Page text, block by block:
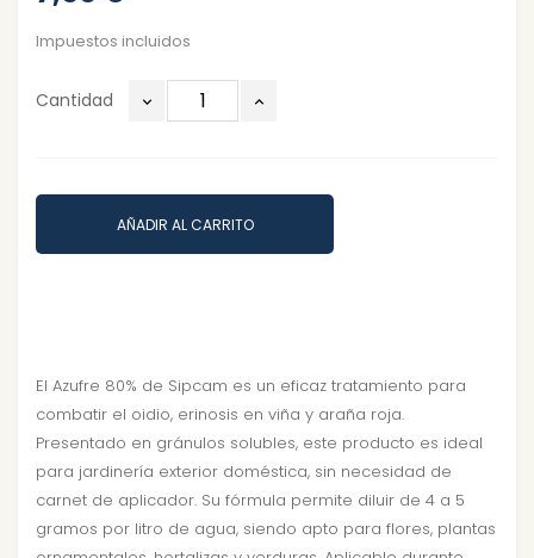
Impuestos incluidos
Cantidad
AÑADIR AL CARRITO
El Azufre 80% de Sipcam es un eficaz tratamiento para
combatir el oidio, erinosis en viña y araña roja.
Presentado en gránulos solubles, este producto es ideal
para jardinería exterior doméstica, sin necesidad de
carnet de aplicador. Su fórmula permite diluir de 4 a 5
gramos por litro de agua, siendo apto para flores, plantas